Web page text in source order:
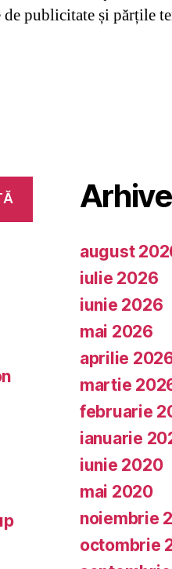
publicitate și părțile
Arhive
august
iulie 2026
iunie 2026
mai 2026
aprilie
martie
februarie
ianuarie
iunie 2020
mai 2020
noiembrie
octombrie